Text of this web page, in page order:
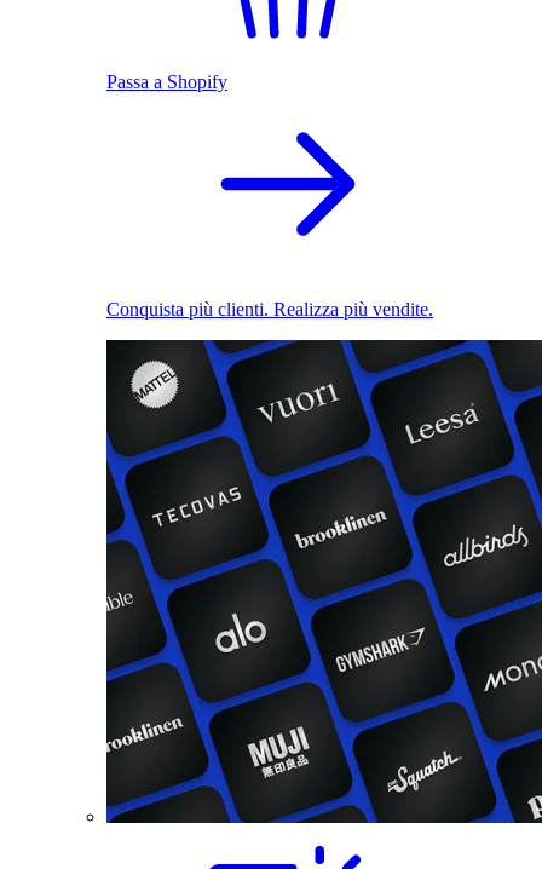
Passa a Shopify
Conquista più clienti. Realizza più vendite.